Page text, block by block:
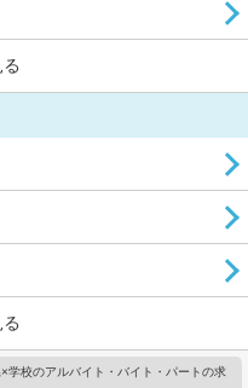
学校のアルバイト・バイト・パートの求